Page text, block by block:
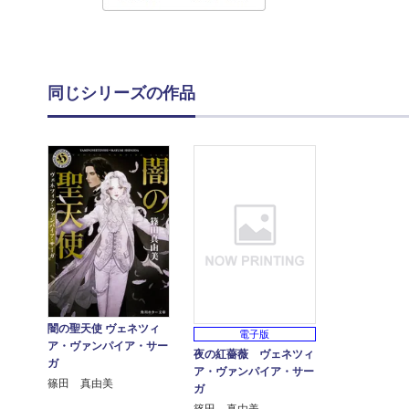
同じシリーズの作品
闇の聖天使 ヴェネツィ
ア・ヴァンパイア・サー
ガ
篠田 真由美
電子版
夜の紅薔薇 ヴェネツィ
ア・ヴァンパイア・サー
ガ